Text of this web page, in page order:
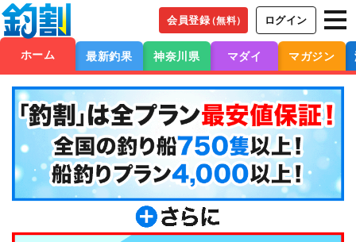
会員登録（無料） ログイン
ホーム 最新釣果 神奈川県 マダイ マガジン